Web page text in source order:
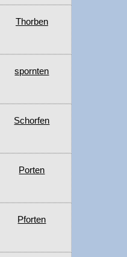
Thorben
spornten
Schorfen
Porten
Pforten